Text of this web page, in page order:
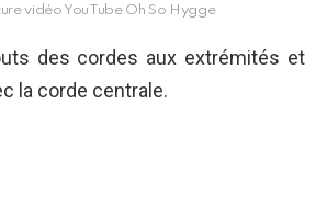
vidéo YouTube Oh So Hygge
des cordes aux extrémités et
la corde centrale.